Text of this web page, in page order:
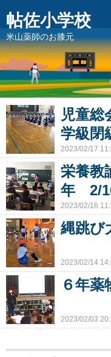
帖佐小学校
米山薬師のお膝元
児童総
学級
2023/02/17
栄養教
年 2/
2023/02/16
縄跳
2023/02/14
６年薬
2023/02/03